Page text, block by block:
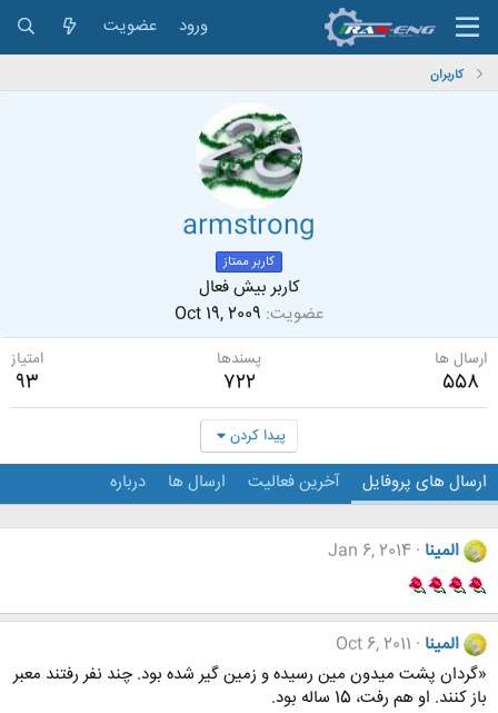
ورود عضویت
کاربران
armstrong
کاربر ممتاز
کاربر بیش فعال
عضویت Oct 19, 2009
ارسال ها
558
پسندها
722
امتیاز
93
پیدا کردن
ارسال های پروفایل آخرین فعالیت ارسال ها درباره
المینا Jan 6, 2014
المینا Oct 6, 2011
«گردان پشت ميدون مين رسيده و زمين گير شده بود. چند نفر رفتند معبر
باز كنند. او هم رفت، 15 ساله بود.